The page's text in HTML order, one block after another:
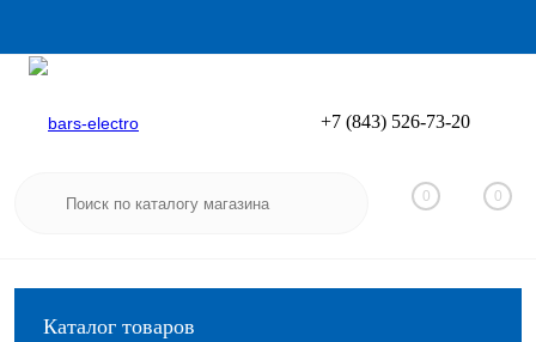
Вход
+7 (843) 526-73-20
0 0
Каталог товаров